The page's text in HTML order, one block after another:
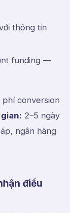
thông tin
funding —
phí conversion
2–5 ngày
ngân hàng
điều